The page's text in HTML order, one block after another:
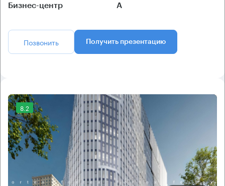
Бизнес-центр А
Позвонить Получить презентацию
8.2